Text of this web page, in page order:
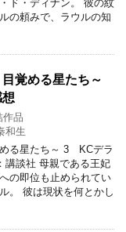
ド・ディナン。 彼の紋
の頼みで、ラウルの知
覚める星たち～
作品
和生
る星たち～ 3 KCデラ
講談社 母親である王妃
の即位も止められてい
。 彼は現状を何とかし